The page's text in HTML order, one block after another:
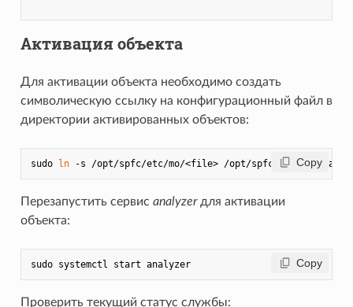
Активация объекта
Для активации объекта необходимо создать
символическую ссылку на конфигурационный файл в
директории активированных объектов:
sudo ln Copy
Перезапустить сервис analyzerдля активации
объекта:
sudo systemctl start analyzer Copy
Проверить текущий статус службы: